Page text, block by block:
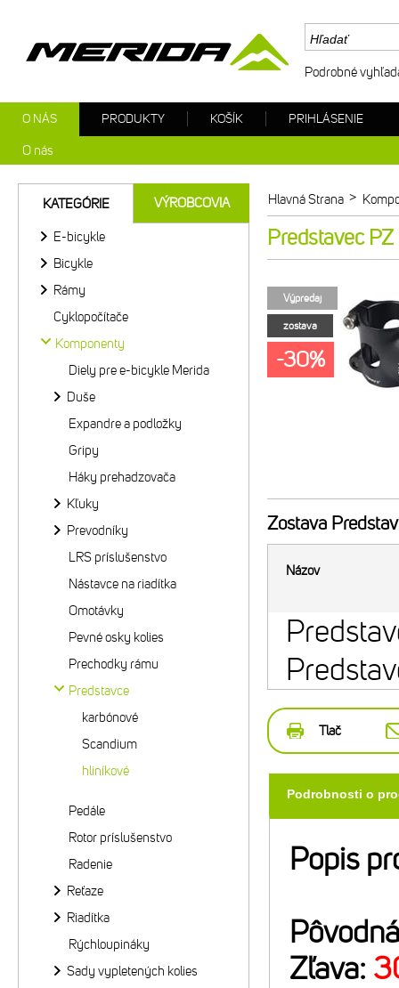
Hlavná Strana >
Predstavec
Výpredaj
zostava
-30%
Zostava
Názov
Tlač
Podrobnosti o
Popis
Zľava:
KATEGÓRIE VÝROBCOVIA
E-bicykle
Bicykle
Rámy
Cyklopočítače
Komponenty
Diely pre e-bicykle Merida
Duše
Expandre a podložky
Gripy
Háky prehadzovača
Kľuky
Prevodníky
LRS príslušenstvo
Nástavce na riadítka
Omotávky
Pevné osky kolies
Prechodky rámu
Predstavce
karbónové
Scandium
hliníkové
Pedále
Rotor príslušenstvo
Radenie
Reťaze
Riadítka
Rýchloupináky
Sady vypletených kolies
Podrobné
O NÁS
O nás
PRODUKTY KOŠÍK PRIHLÁSENIE